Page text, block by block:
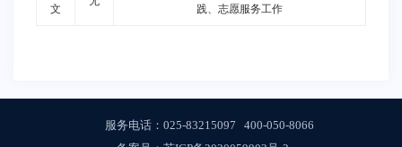
文
践、志愿服务工作
服务电话：025-83215097
400-050-8066